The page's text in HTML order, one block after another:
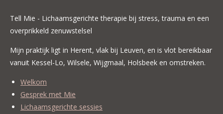
Tell Mie - Lichaamsgerichte therapie bij stress, trauma en een
overprikkeld zenuwstelsel
Mijn praktijk ligt in Herent, vlak bij Leuven, en is vlot bereikbaar
vanuit Kessel-Lo, Wilsele, Wijgmaal, Holsbeek en omstreken.
Welkom
Gesprek met Mie
Lichaamsgerichte sessies